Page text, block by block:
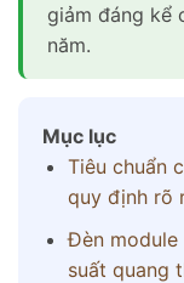
giảm đáng kể
năm.
Mục lục
Tiêu chuẩn
quy định rõ
Đèn module
suất quang